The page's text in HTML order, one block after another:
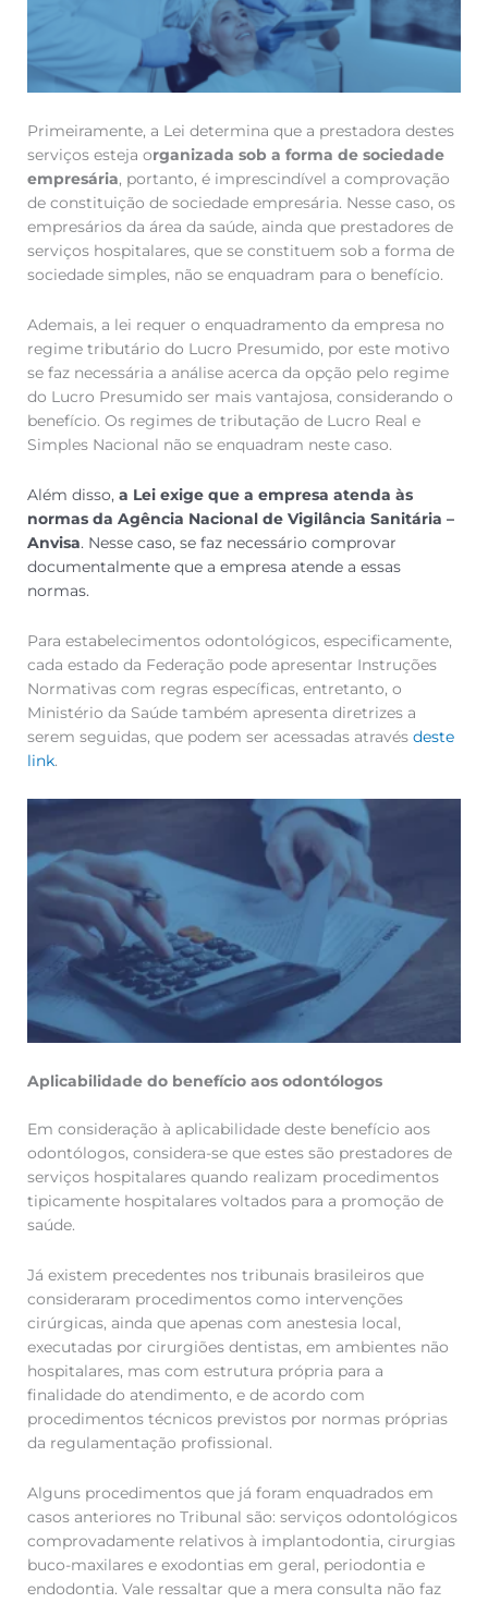
Primeiramente, a Lei determina que a prestadora destes
serviços esteja organizada sob a forma de sociedade
empresária, portanto, é imprescindível a comprovação
de constituição de sociedade empresária. Nesse caso, os
empresários da área da saúde, ainda que prestadores de
serviços hospitalares, que se constituem sob a forma de
sociedade simples, não se enquadram para o benefício.
Ademais, a lei requer o enquadramento da empresa no
regime tributário do Lucro Presumido, por este motivo
se faz necessária a análise acerca da opção pelo regime
do Lucro Presumido ser mais vantajosa, considerando o
benefício. Os regimes de tributação de Lucro Real e
Simples Nacional não se enquadram neste caso.
Além disso, a Lei exige que a empresa atenda às
normas da Agência Nacional de Vigilância Sanitária –
Anvisa. Nesse caso, se faz necessário comprovar
documentalmente que a empresa atende a essas
normas.
Para estabelecimentos odontológicos, especificamente,
cada estado da Federação pode apresentar Instruções
Normativas com regras específicas, entretanto, o
Ministério da Saúde também apresenta diretrizes a
serem seguidas, que podem ser acessadas através deste
link.
Aplicabilidade do benefício aos odontólogos
Em consideração à aplicabilidade deste benefício aos
odontólogos, considera-se que estes são prestadores de
serviços hospitalares quando realizam procedimentos
tipicamente hospitalares voltados para a promoção de
saúde.
Já existem precedentes nos tribunais brasileiros que
consideraram procedimentos como intervenções
cirúrgicas, ainda que apenas com anestesia local,
executadas por cirurgiões dentistas, em ambientes não
hospitalares, mas com estrutura própria para a
finalidade do atendimento, e de acordo com
procedimentos técnicos previstos por normas próprias
da regulamentação profissional.
Alguns procedimentos que já foram enquadrados em
casos anteriores no Tribunal são: serviços odontológicos
comprovadamente relativos à implantodontia, cirurgias
buco-maxilares e exodontias em geral, periodontia e
endodontia. Vale ressaltar que a mera consulta não faz